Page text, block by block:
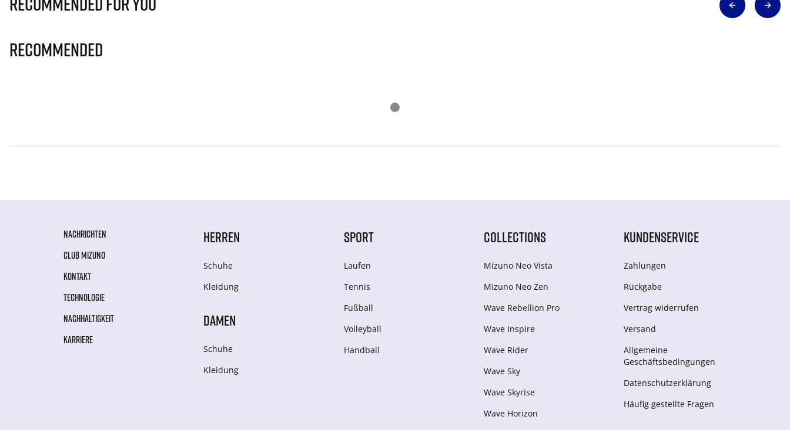
Recommended
NACHRICHTEN
CLUB MIZUNO
KONTAKT
TECHNOLOGIE
NACHHALTIGKEIT
KARRIERE
HERREN
Schuhe
Kleidung
DAMEN
Schuhe
Kleidung
SPORT
Laufen
Tennis
Fußball
Volleyball
Handball
COLLECTIONS
Mizuno Neo Vista
Mizuno Neo Zen
Wave Rebellion Pro
Wave Inspire
Wave Rider
Wave Sky
Wave Skyrise
Wave Horizon
KUNDENSERVICE
Zahlungen
Rückgabe
Vertrag widerrufen
Versand
Allgemeine
Geschäftsbedingungen
Datenschutzerklärung
Häufig gestellte Fragen